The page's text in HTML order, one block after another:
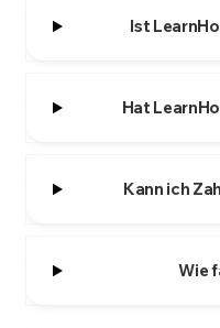
Ist
Hat
Kann ich
Wie